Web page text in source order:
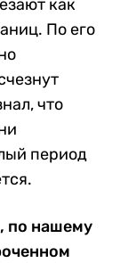
как
По его
что
период
по нашему